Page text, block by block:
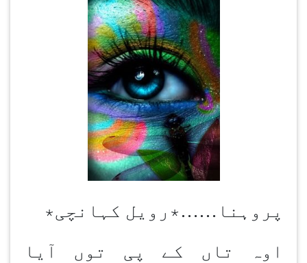
پروہنا …… ٭رویل کہانچی٭
اوہ تاں کے پی توں آیا